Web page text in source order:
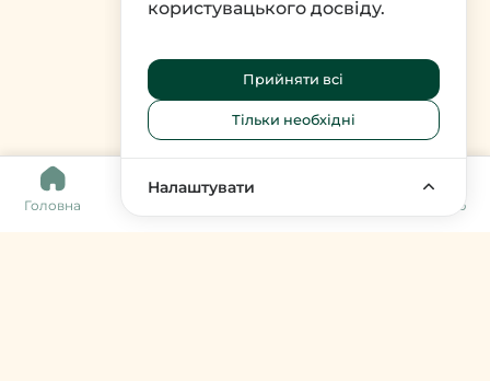
Головна Меню
користувацького досвіду.
Прийняти всі
Тільки необхідні
Налаштувати